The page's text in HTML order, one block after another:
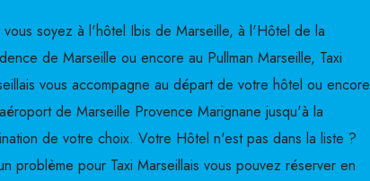
soyez à l'hôtel Ibis de Marseille, à l'Hôtel de la
de Marseille ou encore au Pullman Marseille, Taxi
vous accompagne au départ de votre hôtel ou encore
de Marseille Provence Marignane jusqu'à la
de votre choix. Votre Hôtel n'est pas dans la liste ?
problème pour Taxi Marseillais vous pouvez réserver en